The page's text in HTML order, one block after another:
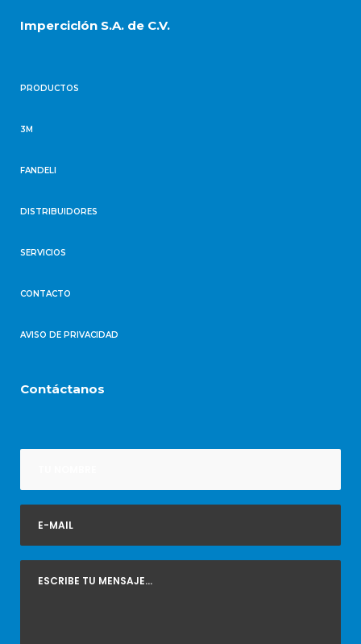
Imperciclón S.A. de C.V.
PRODUCTOS
3M
FANDELI
DISTRIBUIDORES
SERVICIOS
CONTACTO
AVISO DE PRIVACIDAD
Contáctanos